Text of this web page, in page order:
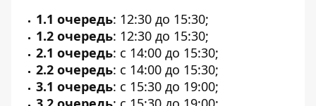
1.1 очередь: 12:30 до 15:30;
1.2 очередь: 12:30 до 15:30;
2.1 очередь: с 14:00 до 15:30;
2.2 очередь: с 14:00 до 15:30;
3.1 очередь: с 15:30 до 19:00;